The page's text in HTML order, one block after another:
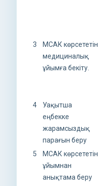
3
МСАК көрсететін
медициналық
ұйымға бекіту.
4
Уақытша
еңбекке
жарамсыздық
парағын беру
5
МСАК көрсететін
ұйымнан
анықтама беру